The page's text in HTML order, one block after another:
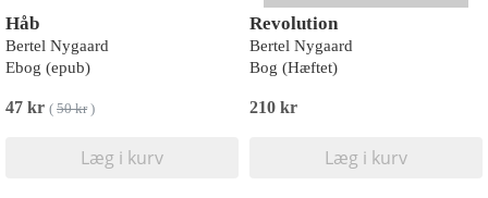
Håb
Bertel Nygaard
Ebog (epub)
47 kr ( 50 kr)
Læg i kurv
Revolution
Bertel Nygaard
Bog (Hæftet)
210 kr
Læg i kurv